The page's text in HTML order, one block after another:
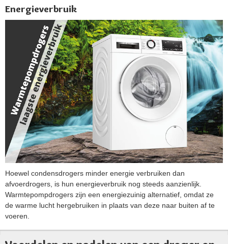
Energieverbruik
Hoewel condensdrogers minder energie verbruiken dan
afvoerdrogers, is hun energieverbruik nog steeds aanzienlijk.
Warmtepompdrogers zijn een energiezuinig alternatief, omdat ze
de warme lucht hergebruiken in plaats van deze naar buiten af te
voeren​​.